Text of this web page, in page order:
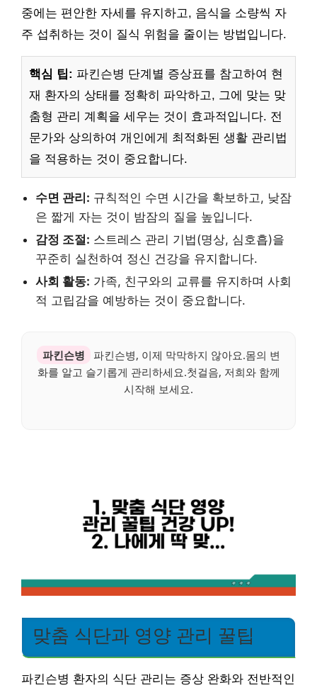
중에는 편안한 자세를 유지하고, 음식을 소량씩 자
주 섭취하는 것이 질식 위험을 줄이는 방법입니다.
핵심 팁: 파킨슨병 단계별 증상표를 참고하여 현
재 환자의 상태를 정확히 파악하고, 그에 맞는 맞
춤형 관리 계획을 세우는 것이 효과적입니다. 전
문가와 상의하여 개인에게 최적화된 생활 관리법
을 적용하는 것이 중요합니다.
수면 관리: 규칙적인 수면 시간을 확보하고, 낮잠
은 짧게 자는 것이 밤잠의 질을 높입니다.
감정 조절: 스트레스 관리 기법(명상, 심호흡)을
꾸준히 실천하여 정신 건강을 유지합니다.
사회 활동: 가족, 친구와의 교류를 유지하며 사회
적 고립감을 예방하는 것이 중요합니다.
파킨슨병
파킨슨병, 이제 막막하지 않아요.몸의 변
화를 알고 슬기롭게 관리하세요.첫걸음, 저희와 함께
시작해 보세요.
맞춤 식단과 영양 관리 꿀팁
파킨슨병 환자의 식단 관리는 증상 완화와 전반적인